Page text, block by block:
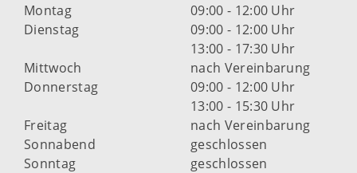
Montag
09:00 - 12:00 Uhr
Dienstag
09:00 - 12:00 Uhr
13:00 - 17:30 Uhr
Mittwoch
nach Vereinbarung
Donnerstag
09:00 - 12:00 Uhr
13:00 - 15:30 Uhr
Freitag
nach Vereinbarung
Sonnabend
geschlossen
Sonntag
geschlossen